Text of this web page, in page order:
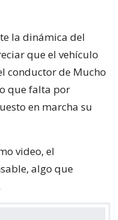
la dinámica del
que el vehículo
conductor de Mucho
que falta por
en marcha su
video, el
algo que